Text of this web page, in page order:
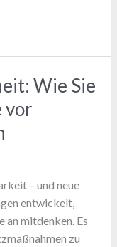
Wie Sie
vor
– und neue
entwickelt,
an mitdenken. Es
zu